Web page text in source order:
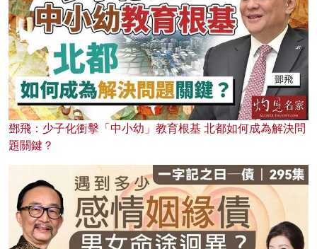
鄧飛：少子化衝擊「中小幼」教育根基 北都如何成為解決問
題關鍵？